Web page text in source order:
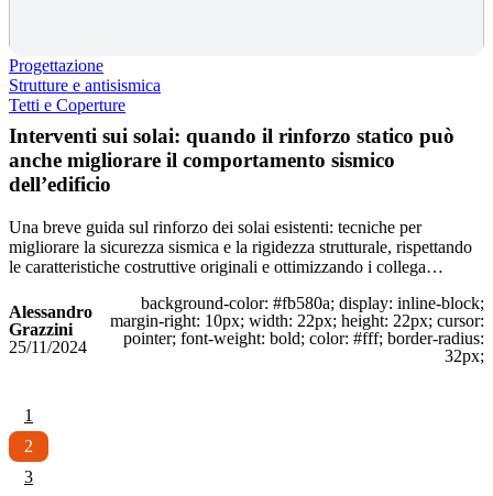
Progettazione
Strutture e antisismica
Tetti e Coperture
Interventi sui solai: quando il rinforzo statico può
anche migliorare il comportamento sismico
dell’edificio
Una breve guida sul rinforzo dei solai esistenti: tecniche per
migliorare la sicurezza sismica e la rigidezza strutturale, rispettando
le caratteristiche costruttive originali e ottimizzando i collega…
Alessandro
Grazzini
25/11/2024
background-color: #fb580a; display: inline-block;
margin-right: 10px; width: 22px; height: 22px; cursor:
pointer; font-weight: bold; color: #fff; border-radius:
32px;
1
2
3